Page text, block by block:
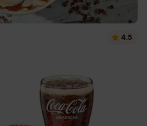
4.5